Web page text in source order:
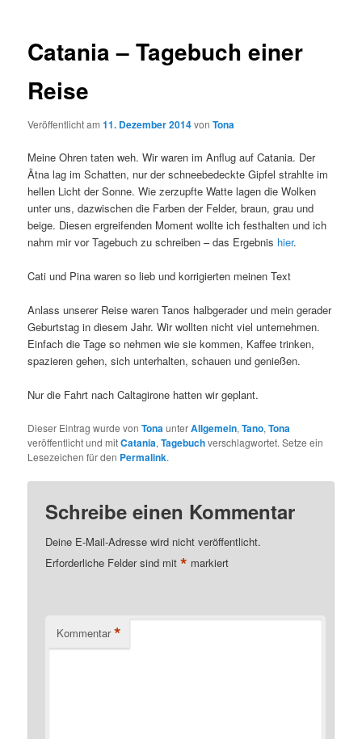
Catania – Tagebuch einer
Reise
Veröffentlicht am11. Dezember 2014vonTona
Meine Ohren taten weh. Wir waren im Anflug auf Catania. Der
Ätna lag im Schatten, nur der schneebedeckte Gipfel strahlte im
hellen Licht der Sonne. Wie zerzupfte Watte lagen die Wolken
unter uns, dazwischen die Farben der Felder, braun, grau und
beige. Diesen ergreifenden Moment wollte ich festhalten und ich
nahm mir vor Tagebuch zu schreiben – das Ergebnis hier.
Cati und Pina waren so lieb und korrigierten meinen Text
Anlass unserer Reise waren Tanos halbgerader und mein gerader
Geburtstag in diesem Jahr. Wir wollten nicht viel unternehmen.
Einfach die Tage so nehmen wie sie kommen, Kaffee trinken,
spazieren gehen, sich unterhalten, schauen und genießen.
Nur die Fahrt nach Caltagirone hatten wir geplant.
Dieser Eintrag wurde vonTona unterAllgemein,Tano,Tona
veröffentlicht und mitCatania,Tagebuchverschlagwortet. Setze ein
Lesezeichen für den Permalink.
Schreibe einen Kommentar
Deine E-Mail-Adresse wird nicht veröffentlicht.
Erforderliche Felder sind mit* markiert
Kommentar *